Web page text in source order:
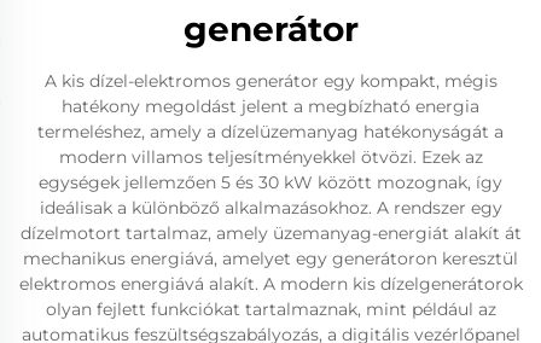
generátor
A kis dízel-elektromos generátor egy kompakt, mégis
hatékony megoldást jelent a megbízható energia
termeléshez, amely a dízelüzemanyag hatékonyságát a
modern villamos teljesítményekkel ötvözi. Ezek az
egységek jellemzően 5 és 30 kW között mozognak, így
ideálisak a különböző alkalmazásokhoz. A rendszer egy
dízelmotort tartalmaz, amely üzemanyag-energiát alakít át
mechanikus energiává, amelyet egy generátoron keresztül
elektromos energiává alakít. A modern kis dízelgenerátorok
olyan fejlett funkciókat tartalmaznak, mint például az
automatikus feszültségszabályozás, a digitális vezérlőpanel